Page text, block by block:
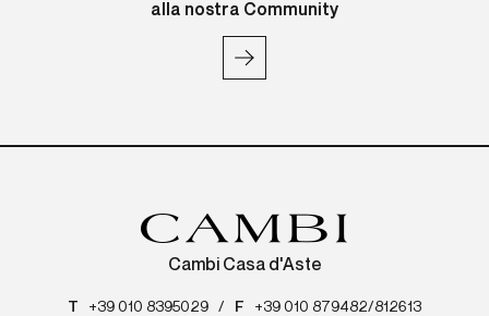
alla nostra Community
Cambi Casa d'Aste
T +39 010 8395029 / F
+39 010 879482/812613